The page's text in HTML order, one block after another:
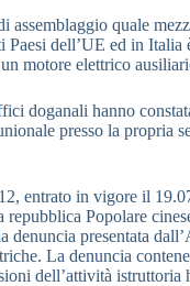
quale
dell’UE ed in
motore elettrico
doganali hanno
presso la propria
entrato in vigore il
Popolare
presentata
La denuncia
dell’attività